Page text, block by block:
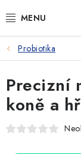
na
PSI
KOČKY
KONĚ
Probiotika
Precizní
koně a